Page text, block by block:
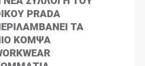
PRADA
ΤΑ
ΚΟΜΨΆ